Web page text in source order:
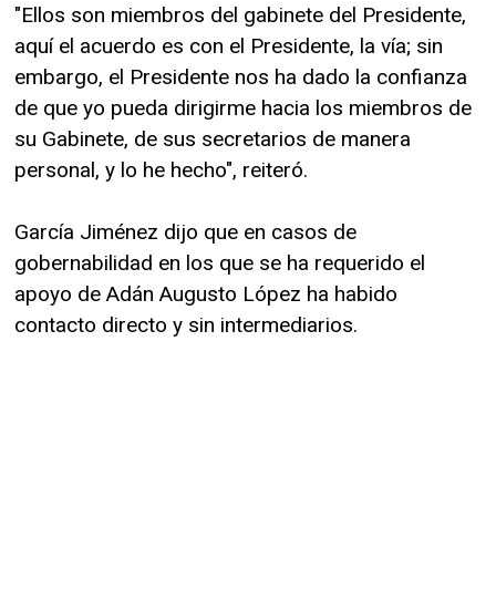
"Ellos son miembros del gabinete del Presidente,
aquí el acuerdo es con el Presidente, la vía; sin
embargo, el Presidente nos ha dado la confianza
de que yo pueda dirigirme hacia los miembros de
su Gabinete, de sus secretarios de manera
personal, y lo he hecho", reiteró.
García Jiménez dijo que en casos de
gobernabilidad en los que se ha requerido el
apoyo de Adán Augusto López ha habido
contacto directo y sin intermediarios.